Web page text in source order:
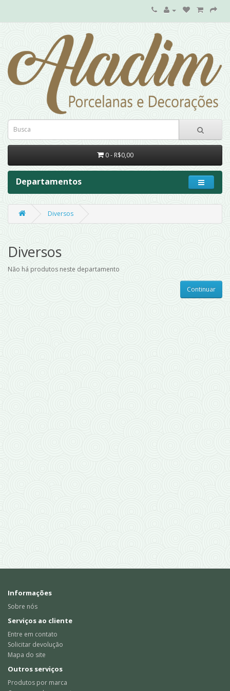
0 - R$0,00
Departamentos
Diversos
Diversos
Não há produtos neste departamento
Continuar
Informações
Sobre nós
Serviços ao cliente
Entre em contato
Solicitar devolução
Mapa do site
Outros serviços
Produtos por marca